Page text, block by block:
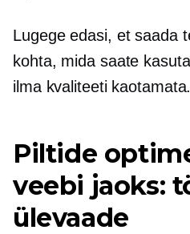
Lugege edasi, et saada
kohta, mida saate
ilma kvaliteeti kaotamata.
Piltide
veebi jaoks:
ülevaade